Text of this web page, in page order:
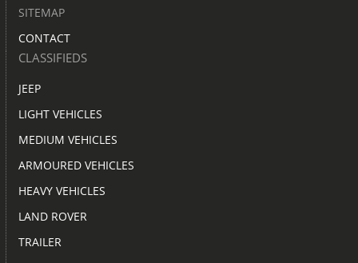
SITEMAP
CONTACT
CLASSIFIEDS
JEEP
LIGHT VEHICLES
MEDIUM VEHICLES
ARMOURED VEHICLES
HEAVY VEHICLES
LAND ROVER
TRAILER